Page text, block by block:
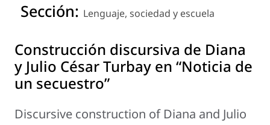
Sección: Lenguaje, sociedad y escuela
Construcción discursiva de Diana
y Julio César Turbay en “Noticia de
un secuestro”
Discursive construction of Diana and Julio